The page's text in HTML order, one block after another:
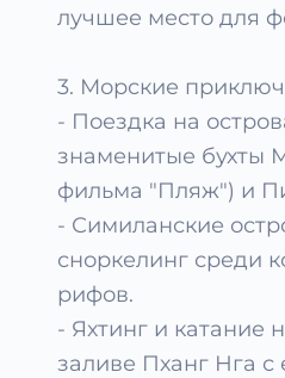
лучшее место для
3. Морские
- Поездка на
знаменитые бухты
фильма "Пляж") и
- Симиланские
сноркелинг среди
рифов.
- Яхтинг и катание
заливе Пханг Нга с